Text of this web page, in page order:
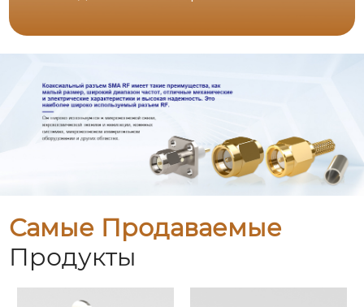
Самые Продаваемые
Продукты